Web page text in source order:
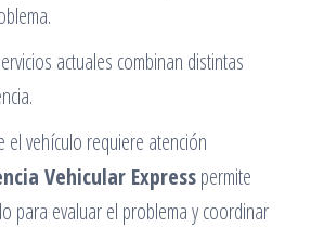
actuales combinan distintas
el vehículo requiere atención
Vehicular Expresspermite
para evaluar el problema y coordinar